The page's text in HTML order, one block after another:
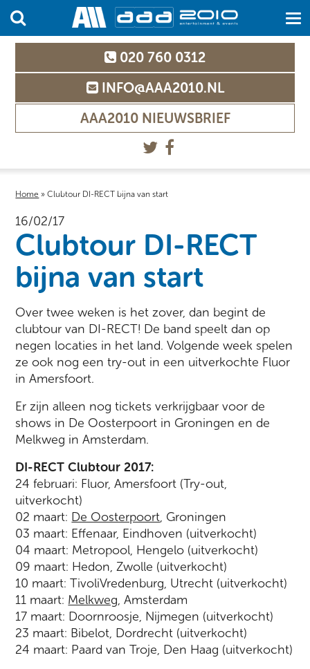
020 760 0312
INFO@AAA2010.NL
AAA2010 NIEUWSBRIEF
Home »Clubtour DI-RECT bijna van start
16/02/17
Clubtour DI-RECT
bijna van start
Over twee weken is het zover, dan begint de
clubtour van DI-RECT! De band speelt dan op
negen locaties in het land. Volgende week spelen
ze ook nog een try-out in een uitverkochte Fluor
in Amersfoort.
Er zijn alleen nog tickets verkrijgbaar voor de
shows in De Oosterpoort in Groningen en de
Melkweg in Amsterdam.
DI-RECT Clubtour 2017:
24 februari: Fluor, Amersfoort (Try-out,
uitverkocht)
02 maart: De Oosterpoort, Groningen
03 maart: Effenaar, Eindhoven (uitverkocht)
04 maart: Metropool, Hengelo (uitverkocht)
09 maart: Hedon, Zwolle (uitverkocht)
10 maart: TivoliVredenburg, Utrecht (uitverkocht)
11 maart: Melkweg, Amsterdam
17 maart: Doornroosje, Nijmegen (uitverkocht)
23 maart: Bibelot, Dordrecht (uitverkocht)
24 maart: Paard van Troje, Den Haag (uitverkocht)